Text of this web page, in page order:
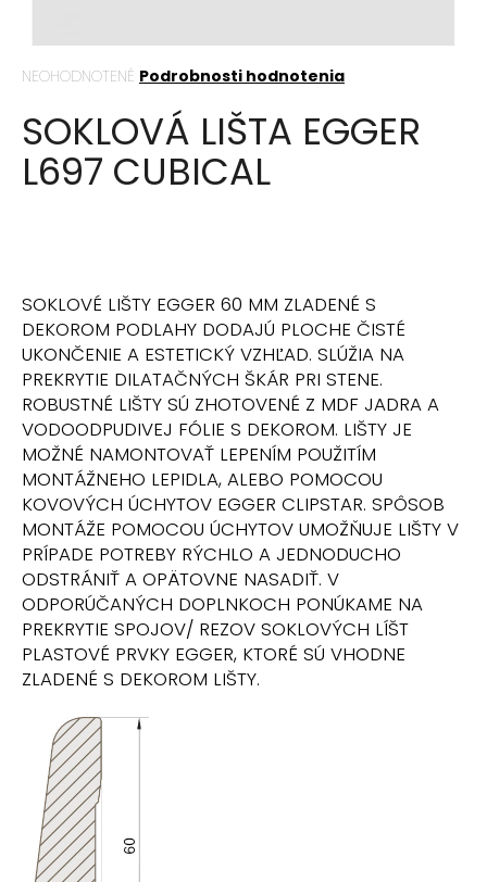
Priemerné
produktu
je
0,0
NEOHODNOTENÉ Podrobnosti hodnotenia
SOKLOVÁ LIŠTA EGGER
L697 CUBICAL
SOKLOVÉ LIŠTY EGGER 60 MM ZLADENÉ S
DEKOROM PODLAHY DODAJÚ PLOCHE ČISTÉ
UKONČENIE A ESTETICKÝ VZHĽAD. SLÚŽIA NA
PREKRYTIE DILATAČNÝCH ŠKÁR PRI STENE.
ROBUSTNÉ LIŠTY SÚ ZHOTOVENÉ Z MDF JADRA A
VODOODPUDIVEJ FÓLIE S DEKOROM. LIŠTY JE
MOŽNÉ NAMONTOVAŤ LEPENÍM POUŽITÍM
MONTÁŽNEHO LEPIDLA, ALEBO POMOCOU
KOVOVÝCH ÚCHYTOV EGGER CLIPSTAR. SPÔSOB
MONTÁŽE POMOCOU ÚCHYTOV UMOŽŇUJE LIŠTY V
PRÍPADE POTREBY RÝCHLO A JEDNODUCHO
ODSTRÁNIŤ A OPÄTOVNE NASADIŤ. V
ODPORÚČANÝCH DOPLNKOCH PONÚKAME NA
PREKRYTIE SPOJOV/ REZOV SOKLOVÝCH LÍŠT
PLASTOVÉ PRVKY EGGER, KTORÉ SÚ VHODNE
ZLADENÉ S DEKOROM LIŠTY.
s
ť
?
O
d
p
o
r
ú
č
a
m
e